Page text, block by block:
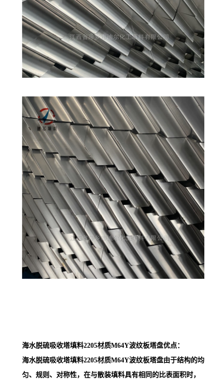
海水脱硫吸收塔填料2205材质M64Y波纹板塔盘优点：
海水脱硫吸收塔填料2205材质M64Y波纹板塔盘由于结构的均
匀、规则、对称性，在与散装填料具有相同的比表面积时，